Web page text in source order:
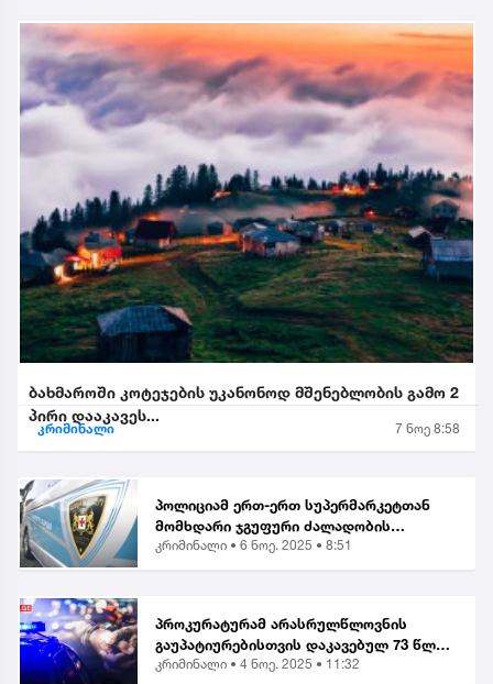
ბახმაროში კოტეჯების უკანონოდ მშენებლობის გამო 2
პირი დააკავეს...
კრიმინალი 7 ნოე 8:58
პოლიციამ ერთ-ერთ სუპერმარკეტთან
მომხდარი ჯგუფური ძალადობის
ორგანიზებისა და მასში მონაწილეობის
კრიმინალი • 6 ნოე. 2025 • 8:51
პროკურატურამ არასრულწლოვნის
გაუპატიურებისთვის დაკავებულ 73 წლის
მამაკაცს ბრალი წარუდგინა...
კრიმინალი • 4 ნოე. 2025 • 11:32